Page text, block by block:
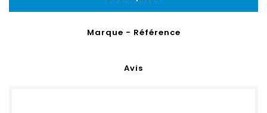
Marque - Référence
Avis